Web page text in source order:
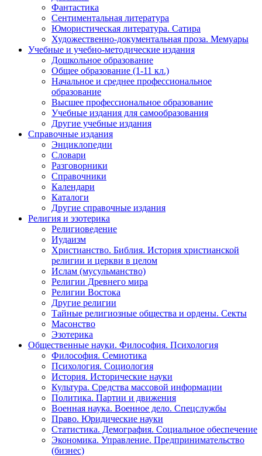
Фантастика
Сентиментальная литература
Юмористическая литература. Сатира
Художественно-документальная проза. Мемуары
Учебные и учебно-методические издания
Дошкольное образование
Общее образование (1-11 кл.)
Начальное и среднее профессиональное
образование
Высшее профессиональное образование
Учебные издания для самообразования
Другие учебные издания
Справочные издания
Энциклопедии
Словари
Разговорники
Справочники
Календари
Каталоги
Другие справочные издания
Религия и эзотерика
Религиоведение
Иудаизм
Христианство. Библия. История христианской
религии и церкви в целом
Ислам (мусульманство)
Религии Древнего мира
Религии Востока
Другие религии
Тайные религиозные общества и ордены. Секты
Масонство
Эзотерика
Общественные науки. Философия. Психология
Философия. Семиотика
Психология. Социология
История. Исторические науки
Культура. Средства массовой информации
Политика. Партии и движения
Военная наука. Военное дело. Спецслужбы
Право. Юридические науки
Статистика. Демография. Социальное обеспечение
Экономика. Управление. Предпринимательство
(бизнес)